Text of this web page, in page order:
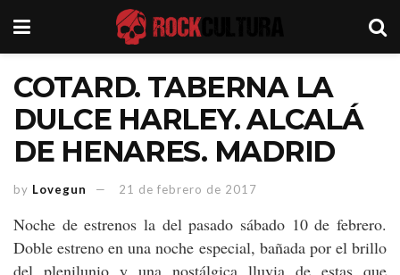
COTARD. TABERNA LA
DULCE HARLEY. ALCALÁ
DE HENARES. MADRID
by Lovegun 21 de febrero de 2017
Noche de estrenos la del pasado sábado 10 de febrero.
Doble estreno en una noche especial, bañada por el brillo
del plenilunio y una nostálgica lluvia de estas que